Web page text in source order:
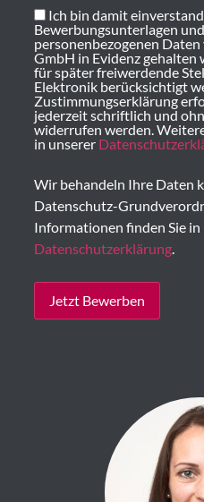
Ich bin damit
Bewerbungsunterlagen
personenbezogenen
GmbH in Evidenz gehalten
für später freiwerdende
Elektronik berücksichtigt
Zustimmungserklärung
jederzeit schriftlich und
widerrufen werden.
in unserer
Wir behandeln Ihre Daten
Datenschutz-
Informationen finden Sie in
Datenschutzerklärung.